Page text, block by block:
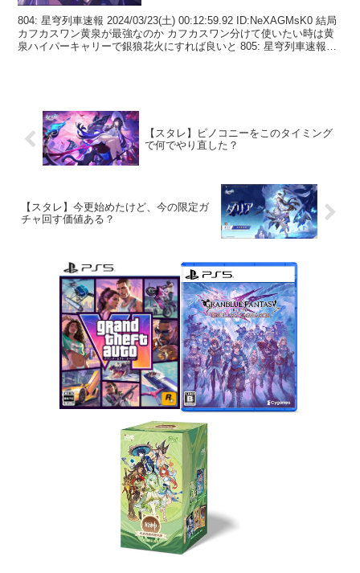
804: 星穹列車速報 2024/03/23(土) 00:12:59.92 ID:NeXAGMsK0 結局
カフカスワン黄泉が最強なのか カフカスワン分けて使いたい時は黄
泉ハイパーキャリーで銀狼花火にすれば良いと 805: 星穹列車速報
【スタレ】ピノコニーをこのタイミング
で何でやり直した？
【スタレ】今更始めたけど、今の限定ガ
チャ回す価値ある？